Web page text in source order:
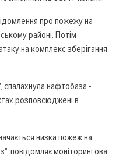
про пожежу на
районі. Потім
на комплекс зберігання
спалахнула нафтобаза -
розповсюджені в
низка пожеж на
повідомляє моніторингова